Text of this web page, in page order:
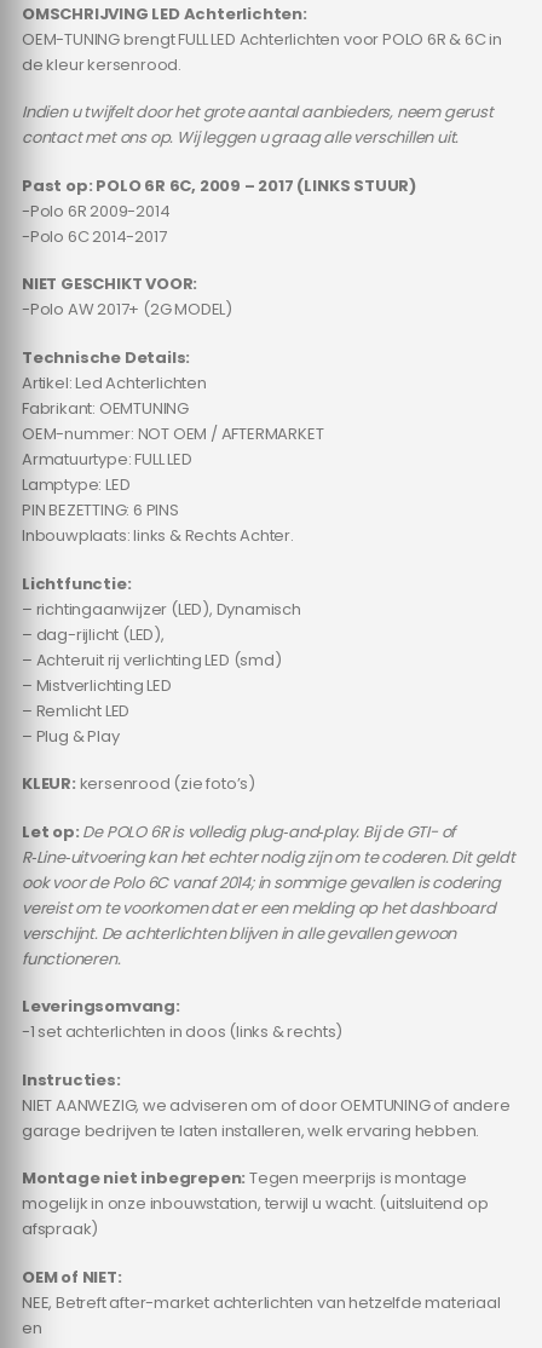
OMSCHRIJVING LED Achterlichten:
OEM-TUNING brengt FULL LED Achterlichten voor POLO 6R & 6C in
de kleur kersenrood.
Indien u twijfelt door het grote aantal aanbieders, neem gerust
contact met ons op. Wij leggen u graag alle verschillen uit.
Past op: POLO 6R 6C, 2009 – 2017 (LINKS STUUR)
-Polo 6R 2009-2014
-Polo 6C 2014-2017
NIET GESCHIKT VOOR:
-Polo AW 2017+ (2G MODEL)
Technische Details:
Artikel: Led Achterlichten
Fabrikant: OEMTUNING
OEM-nummer: NOT OEM / AFTERMARKET
Armatuurtype: FULL LED
Lamptype: LED
PIN BEZETTING: 6 PINS
Inbouwplaats: links & Rechts Achter.
Lichtfunctie:
– richtingaanwijzer (LED), Dynamisch
– dag-rijlicht (LED),
– Achteruit rij verlichting LED (smd)
– Mistverlichting LED
– Remlicht LED
– Plug & Play
KLEUR: kersenrood (zie foto’s)
Let op: De POLO 6R is volledig plug‑and‑play. Bij de GTI- of
R‑Line‑uitvoering kan het echter nodig zijn om te coderen. Dit geldt
ook voor de Polo 6C vanaf 2014; in sommige gevallen is codering
vereist om te voorkomen dat er een melding op het dashboard
verschijnt. De achterlichten blijven in alle gevallen gewoon
functioneren.
Leveringsomvang:
-1 set achterlichten in doos (links & rechts)
Instructies:
NIET AANWEZIG, we adviseren om of door OEMTUNING of andere
garage bedrijven te laten installeren, welk ervaring hebben.
Montage niet inbegrepen: Tegen meerprijs is montage
mogelijk in onze inbouwstation, terwijl u wacht. (uitsluitend op
afspraak)
OEM of NIET:
NEE, Betreft after-market achterlichten van hetzelfde materiaal
en